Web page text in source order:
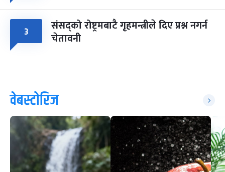
३ संसद्को रोष्ट्रमबाटै गृहमन्त्रीले दिए प्रश्न नगर्न
चेतावनी
वेबस्टोरिज